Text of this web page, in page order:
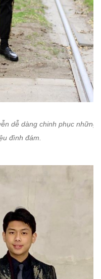
dễ dàng chinh phục những
đình đám.